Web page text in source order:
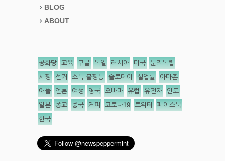
BLOG
ABOUT
공화당 교육 구글 독일 러시아 미국 분리독립
서평 선거 소득 불평등 슬로데이 실업률 아마존
애플 언론 여성 영국 오바마 유럽 유전자 인도
일본 종교 중국 커피 코로나19 트위터 페이스북
한국